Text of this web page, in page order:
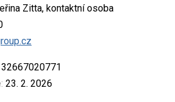
Zitta, kontaktní osoba
32667020771
23. 2. 2026